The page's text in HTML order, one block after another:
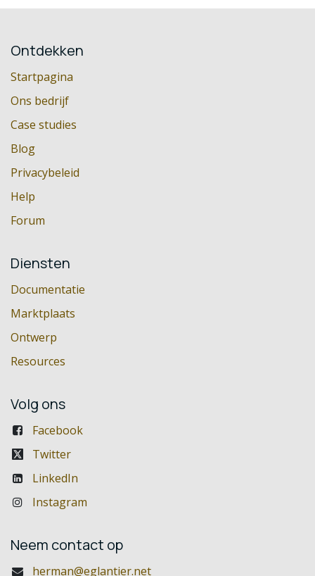
Ontdekken
Startpagina
Ons bedrijf
Case studies
Blog
Privacybeleid
Help
Forum
Diensten
Documentatie
Marktplaats
Ontwerp
Resources
Volg ons
Facebook
Twitter
LinkedIn
Instagram
Neem contact op
herman@eglantier.net